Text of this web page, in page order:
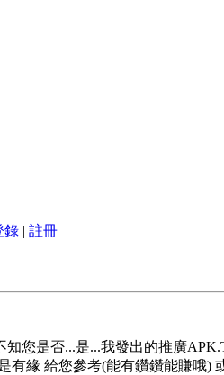
錄 | 註冊
知您是否...是...我發出的推廣
有緣 給您參考(能有鑽鑽能賺哦)